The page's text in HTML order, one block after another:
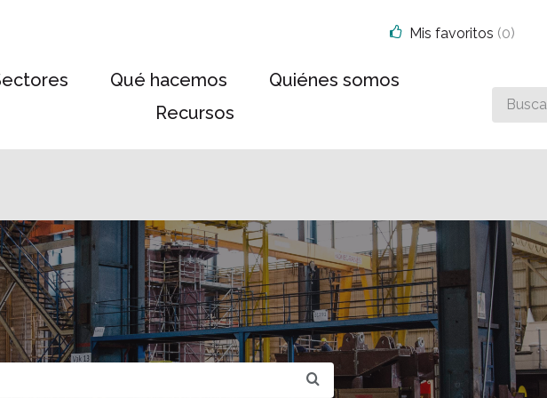
Qué hacemos
Quiénes somos
Recursos
Buscar
algo
Mis favoritos (0)